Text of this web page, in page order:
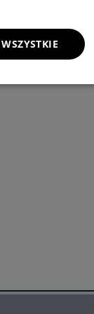
inne